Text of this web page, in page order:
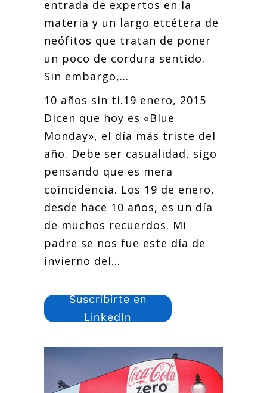
entrada de expertos en la
materia y un largo etcétera de
neófitos que tratan de poner
un poco de cordura sentido.
Sin embargo,...
10 años sin ti.19 enero, 2015
Dicen que hoy es «Blue
Monday», el día más triste del
año. Debe ser casualidad, sigo
pensando que es mera
coincidencia. Los 19 de enero,
desde hace 10 años, es un día
de muchos recuerdos. Mi
padre se nos fue este día de
invierno del...
Suscribirte en
LinkedIn